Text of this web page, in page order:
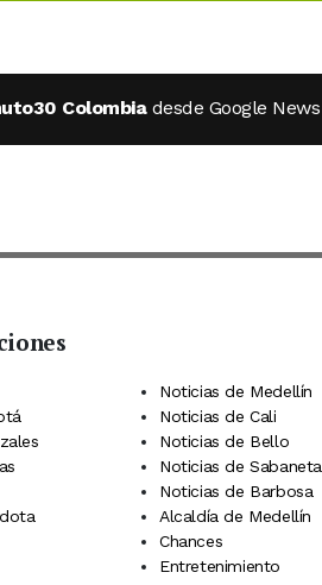
Colombia desde Google News
Noticias de Medellín
Noticias de Cali
Noticias de Bello
Noticias de Sabaneta
Noticias de Barbosa
Alcaldía de Medellín
Chances
Entretenimiento